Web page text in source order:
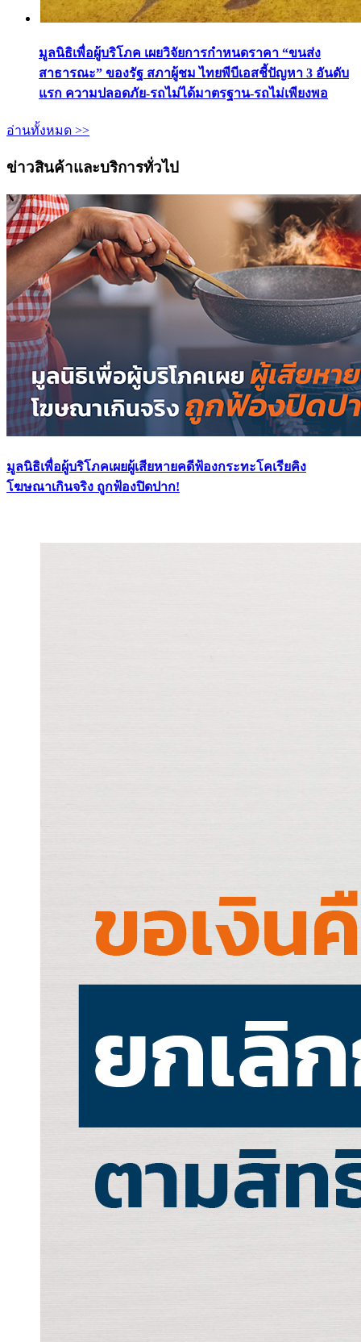
มูลนิธิเพื่อผู้บริโภค เผยวิจัยการกำหนดราคา “ขนส่ง
สาธารณะ” ของรัฐ สภาผู้ชม ไทยพีบีเอสชี้ปัญหา 3 อันดับ
แรก ความปลอดภัย-รถไม่ได้มาตรฐาน-รถไม่เพียงพอ
อ่านทั้งหมด >>
ข่าวสินค้าและบริการทั่วไป
มูลนิธิเพื่อผู้บริโภคเผยผู้เสียหายคดีฟ้องกระทะโคเรียคิง
โฆษณาเกินจริง ถูกฟ้องปิดปาก!